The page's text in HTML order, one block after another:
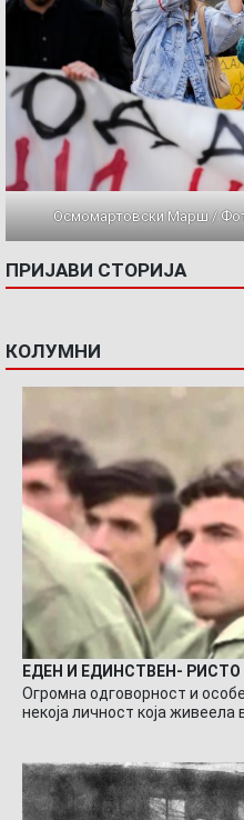
Осмомартовски Марш /
ПРИЈАВИ СТОРИЈА
КОЛУМНИ
ЕДЕН И ЕДИНСТВЕН-
Огромна одговорност и
некоја личност која живеела